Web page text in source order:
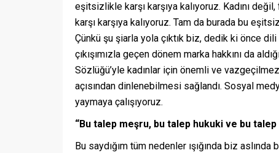
eşitsizlikle karşı karşıya kalıyoruz. Kadını
karşı karşıya kalıyoruz. Tam da burada bu
Çünkü şu şiarla yola çıktık biz, dedik ki önce
çıkışımızla geçen dönem marka hakkını da
Sözlüğü’yle kadınlar için önemli ve
açısından dinlenebilmesi sağlandı. Sosyal
yaymaya çalışıyoruz.
“Bu talep meşru, bu talep hukuki ve bu
Bu saydığım tüm nedenler ışığında biz